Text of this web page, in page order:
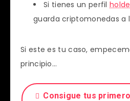
Si tienes un perfil
guarda criptomonedas a
Si este es tu caso,
principio…
Consigue tus